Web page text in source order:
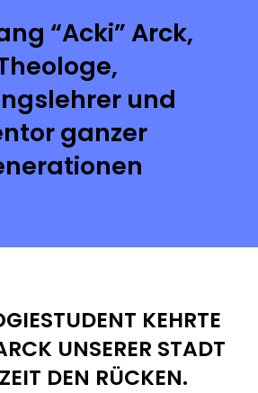
“Acki” Arck,
und
ganzer
KEHRTE
UNSERER STADT
DEN RÜCKEN.